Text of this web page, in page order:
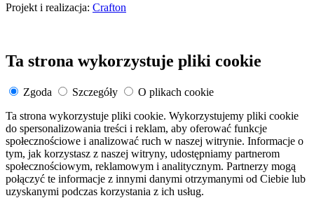
Projekt i realizacja: Crafton
Ta strona wykorzystuje pliki cookie
Zgoda Szczegóły
O plikach cookie
Ta strona wykorzystuje pliki cookie. Wykorzystujemy pliki cookie
do spersonalizowania treści i reklam, aby oferować funkcje
społecznościowe i analizować ruch w naszej witrynie. Informacje o
tym, jak korzystasz z naszej witryny, udostępniamy partnerom
społecznościowym, reklamowym i analitycznym. Partnerzy mogą
połączyć te informacje z innymi danymi otrzymanymi od Ciebie lub
uzyskanymi podczas korzystania z ich usług.